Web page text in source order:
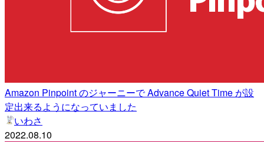
Amazon Pinpoint のジャーニーで Advance Quiet Time が設
定出来るようになっていました
いわさ
2022.08.10